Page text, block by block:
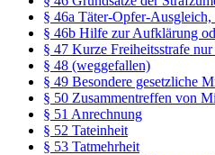
§ 46a Täter-Opfer-Ausgleich,
§ 46b Hilfe zur Aufklärung
§ 47 Kurze Freiheitsstrafe
§ 48 (weggefallen)
§ 49 Besondere gesetzliche
§ 50 Zusammentreffen von
§ 51 Anrechnung
§ 52 Tateinheit
§ 53 Tatmehrheit